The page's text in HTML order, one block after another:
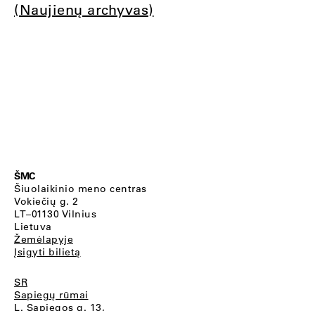
(Naujienų archyvas)
ŠMC
Šiuolaikinio meno centras
Vokiečių g. 2
LT–01130 Vilnius
Lietuva
Žemėlapyje
Įsigyti bilietą
SR
Sapiegų rūmai
L. Sapiegos g. 13,